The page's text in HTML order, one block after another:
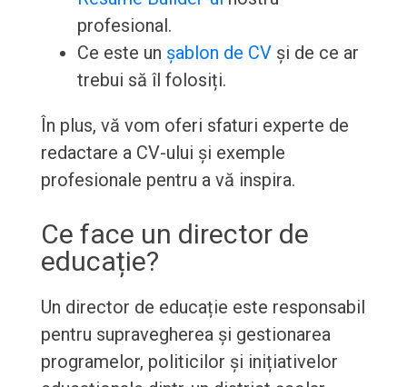
profesional.
Ce este un șablon de CVși de ce ar
trebui să îl folosiți.
În plus, vă vom oferi sfaturi experte de
redactare a CV-ului și exemple
profesionale pentru a vă inspira.
Ce face un director de
educație?
Un director de educație este responsabil
pentru supravegherea și gestionarea
programelor, politicilor și inițiativelor